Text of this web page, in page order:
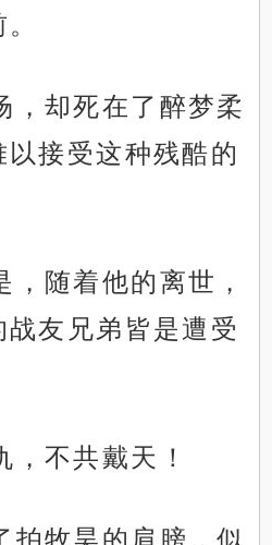
，却死在了醉梦柔
接受这种残酷的
，随着他的离世，
友兄弟皆是遭受
，不共戴天！
拍牧昊的肩膀，似